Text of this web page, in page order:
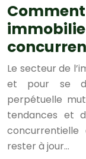
Le secteur de
et pour se
perpétuelle
tendances et
rester à jour…